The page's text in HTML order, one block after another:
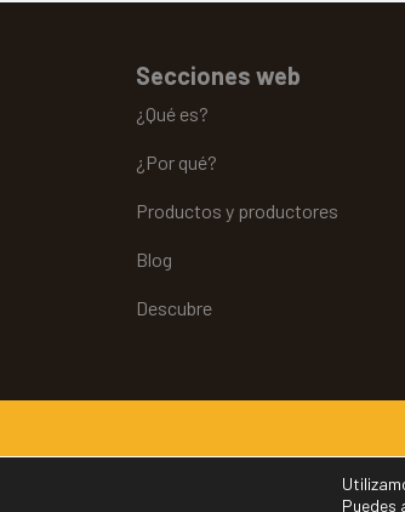
Secciones web
¿Qué es?
¿Por qué?
Productos y productores
Blog
Descubre
Puedes